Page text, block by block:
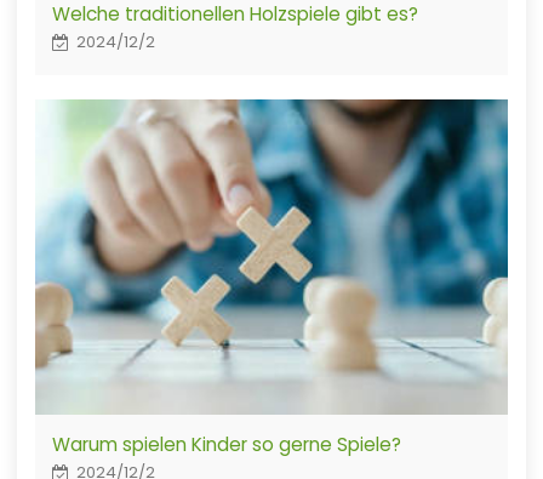
Welche traditionellen Holzspiele gibt es?
2024/12/2
Warum spielen Kinder so gerne Spiele?
2024/12/2